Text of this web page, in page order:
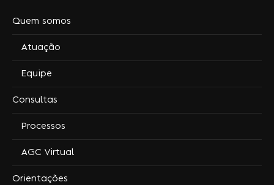
Quem somos
Atuação
Equipe
Consultas
Processos
AGC Virtual
Orientações